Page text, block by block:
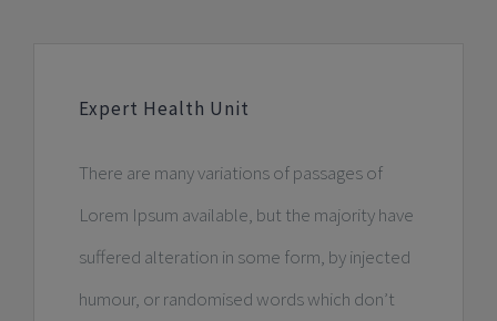
Expert Health Unit
There are many variations of passages of
Lorem Ipsum available, but the majority have
suffered alteration in some form, by injected
humour, or randomised words which don’t